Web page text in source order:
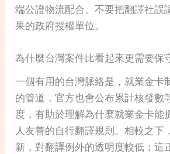
端公證物流配合。不要把翻譯社誤
果的政府授權單位。
為什麼台灣案件比看起來更需要保
一個有用的台灣脈絡是，就業金卡
的管道，官方也會公布累計核發數
度，有助於理解為什麼就業金卡能
人友善的自行翻譯規則。相較之下
新，對翻譯例外的透明度較低；這